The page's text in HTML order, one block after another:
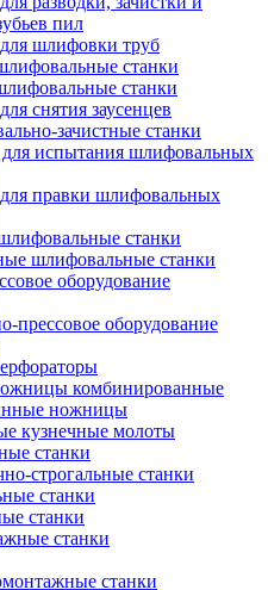
пил
шлифовки труб
станки
станки
снятия заусенцев
зачистные станки
испытания шлифовальных
правки шлифовальных
станки
шлифовальные станки
оборудование
прессовое оборудование
комбинированные
ножницы
кузнечные молоты
станки
строгальные станки
станки
станки
станки
станки